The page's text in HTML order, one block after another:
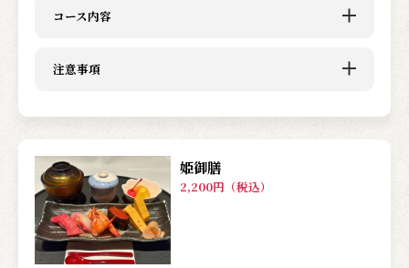
コース内容
注意事項
姫御膳
2,200円（税込）